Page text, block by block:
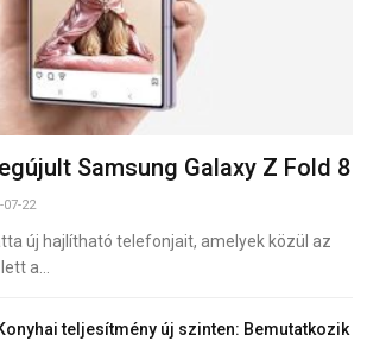
Samsung Galaxy Z Fold 8
07-22
új hajlítható telefonjait, amelyek közül az
lett a…
teljesítmény új szinten: Bemutatkozik